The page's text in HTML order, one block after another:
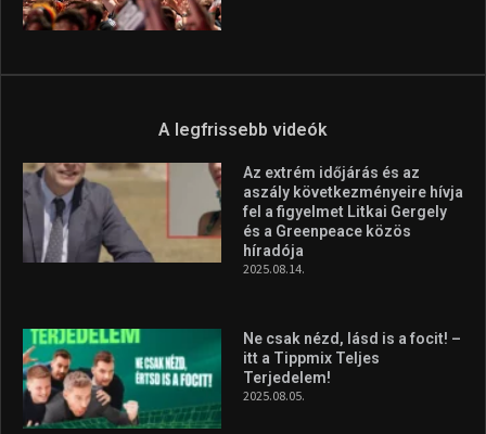
A legfrissebb videók
Az extrém időjárás és az
aszály következményeire hívja
fel a figyelmet Litkai Gergely
és a Greenpeace közös
híradója
2025.08.14.
Ne csak nézd, lásd is a focit! –
itt a Tippmix Teljes
Terjedelem!
2025.08.05.